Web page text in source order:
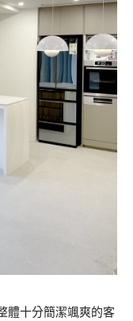
體十分簡潔颯爽的客